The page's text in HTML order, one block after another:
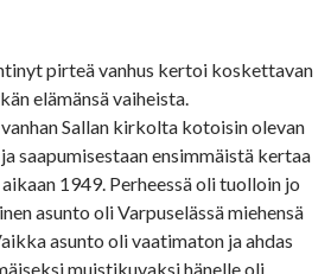
pirteä vanhus kertoi koskettavan
elämänsä vaiheista.
Sallan kirkolta kotoisin olevan
saapumisestaan ensimmäistä kertaa
1949. Perheessä oli tuolloin jo
asunto oli Varpuselässä miehensä
asunto oli vaatimaton ja ahdas
muistikuvaksi hänelle oli